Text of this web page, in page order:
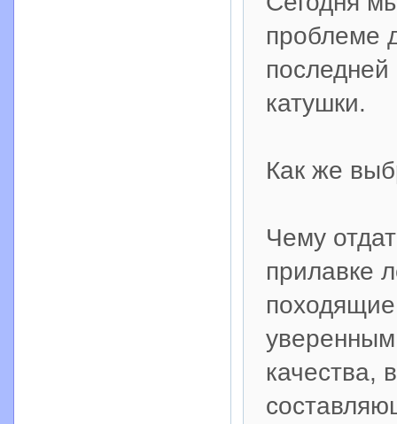
проблеме
катушки.
Как же
Чему
прилавке
качества,